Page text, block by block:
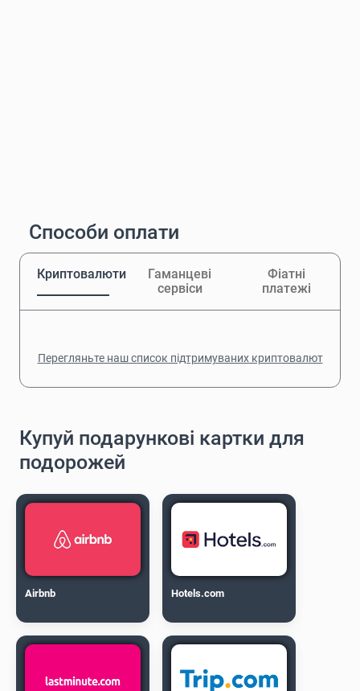
Способи оплати
Криптовалюти
Гаманцеві
сервіси
Фіатні
платежі
Перегляньте наш список підтримуваних криптовалют
Купуй подарункові картки для
подорожей
Airbnb Hotels.com